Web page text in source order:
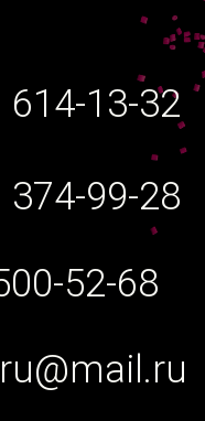
13-32
99-28
52-68